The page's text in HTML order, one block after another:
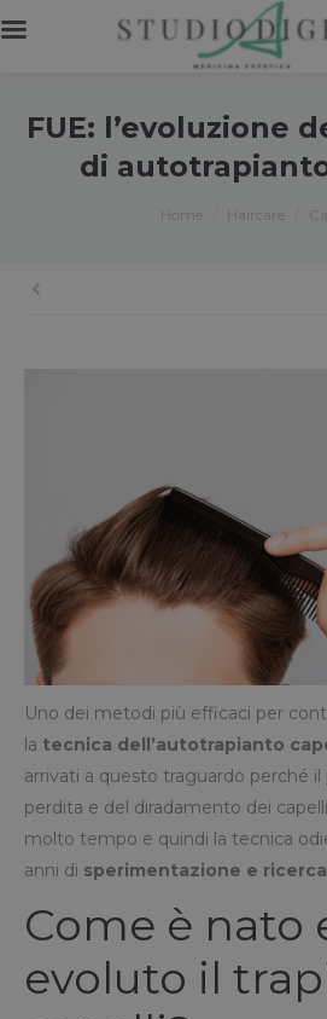
FUE: l’evoluzione
di
Home Haircare
Uno dei metodi più efficaci per
la tecnica dell’autotrapianto
arrivati a questo traguardo perché il
perdita e del diradamento dei
molto tempo e quindi la tecnica
anni di sperimentazione e ricerca
Come è nato
evoluto il